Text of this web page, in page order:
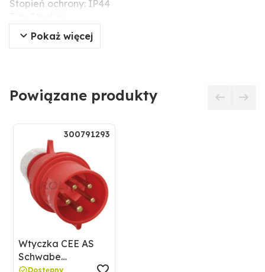
Stopień ochrony: IP44
Dane dot. materiału: poliamid
Liczba styków: 5
Pokaż więcej
Powiązane produkty
300791293
Wtyczka CEE AS
Schwabe
Dostępny